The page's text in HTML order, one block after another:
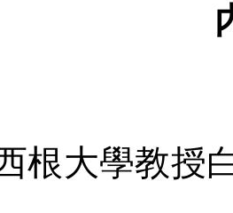
根大學教授